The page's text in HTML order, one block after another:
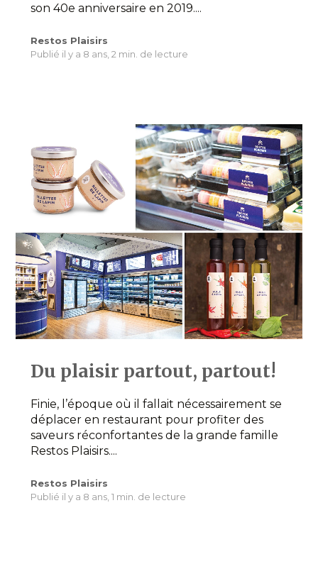
son 40e anniversaire en 2019....
Restos Plaisirs
Publié il y a 8 ans, 2 min. de lecture
Du plaisir partout, partout!
Finie, l’époque où il fallait nécessairement se
déplacer en restaurant pour profiter des
saveurs réconfortantes de la grande famille
Restos Plaisirs....
Restos Plaisirs
Publié il y a 8 ans, 1 min. de lecture